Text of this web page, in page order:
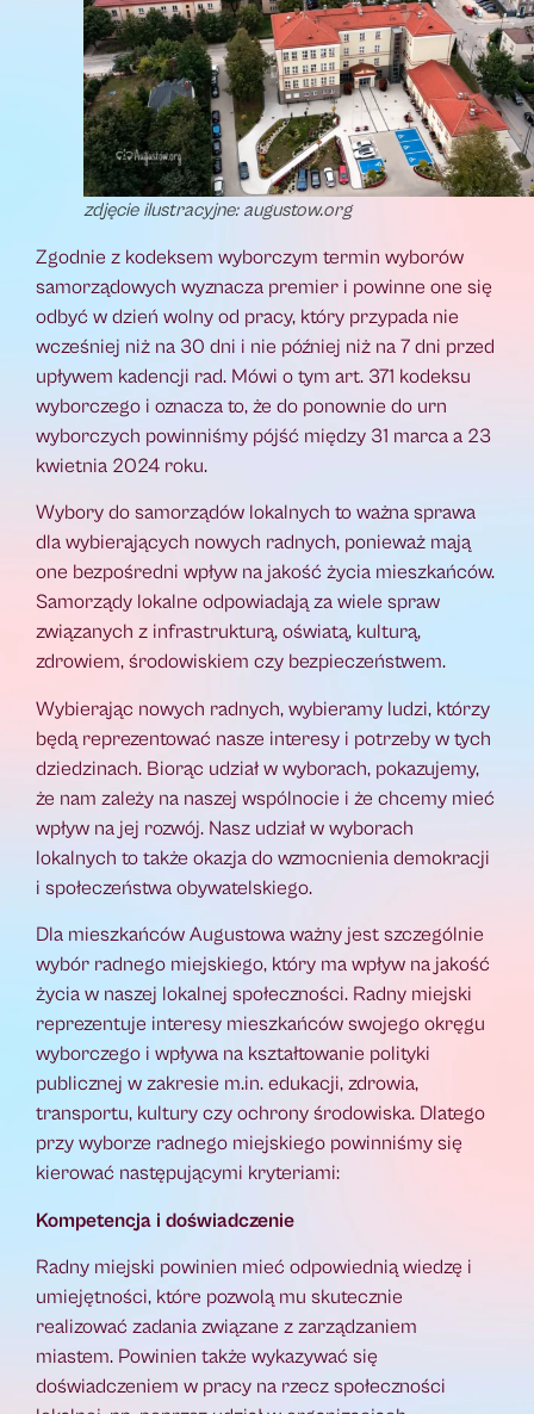
zdjęcie ilustracyjne: augustow.org
Zgodnie z kodeksem wyborczym termin wyborów
samorządowych wyznacza premier i powinne one się
odbyć w dzień wolny od pracy, który przypada nie
wcześniej niż na 30 dni i nie później niż na 7 dni przed
upływem kadencji rad. Mówi o tym art. 371 kodeksu
wyborczego i oznacza to, że do ponownie do urn
wyborczych powinniśmy pójść między 31 marca a 23
kwietnia 2024 roku.
Wybory do samorządów lokalnych to ważna sprawa
dla wybierających nowych radnych, ponieważ mają
one bezpośredni wpływ na jakość życia mieszkańców.
Samorządy lokalne odpowiadają za wiele spraw
związanych z infrastrukturą, oświatą, kulturą,
zdrowiem, środowiskiem czy bezpieczeństwem.
Wybierając nowych radnych, wybieramy ludzi, którzy
będą reprezentować nasze interesy i potrzeby w tych
dziedzinach. Biorąc udział w wyborach, pokazujemy,
że nam zależy na naszej wspólnocie i że chcemy mieć
wpływ na jej rozwój. Nasz udział w wyborach
lokalnych to także okazja do wzmocnienia demokracji
i społeczeństwa obywatelskiego.
Dla mieszkańców Augustowa ważny jest szczególnie
wybór radnego miejskiego, który ma wpływ na jakość
życia w naszej lokalnej społeczności. Radny miejski
reprezentuje interesy mieszkańców swojego okręgu
wyborczego i wpływa na kształtowanie polityki
publicznej w zakresie m.in. edukacji, zdrowia,
transportu, kultury czy ochrony środowiska. Dlatego
przy wyborze radnego miejskiego powinniśmy się
kierować następującymi kryteriami:
Kompetencja i doświadczenie
Radny miejski powinien mieć odpowiednią wiedzę i
umiejętności, które pozwolą mu skutecznie
realizować zadania związane z zarządzaniem
miastem. Powinien także wykazywać się
doświadczeniem w pracy na rzecz społeczności